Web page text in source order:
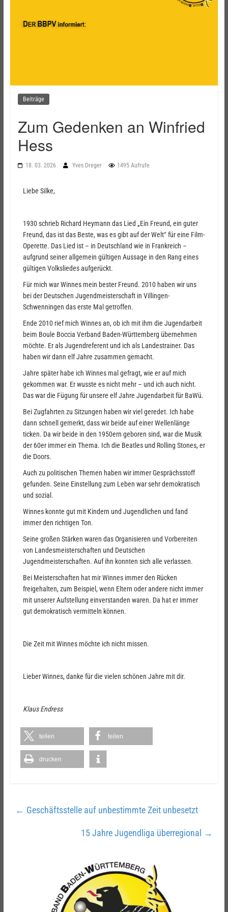
Beiträge
Zum Gedenken an Winfried
Hess
18. 03. 2026 Yves Dreger 1495 Aufrufe
Liebe Silke,
1930 schrieb Richard Heymann das Lied „Ein Freund, ein guter
Freund, das ist das Beste, was es gibt auf der Welt“ für eine Film-
Operette. Das Lied ist – in Deutschland wie in Frankreich –
aufgrund seiner allgemein gültigen Aussage in den Rang eines
gültigen Volksliedes aufgerückt.
Für mich war Winnes mein bester Freund. 2010 haben wir uns
bei der Deutschen Jugendmeisterschaft in Villingen-
Schwenningen das erste Mal getroffen.
Ende 2010 rief mich Winnes an, ob ich mit ihm die Jugendarbeit
beim Boule Boccia Verband Baden-Württemberg übernehmen
möchte. Er als Jugendreferent und ich als Landestrainer. Das
haben wir dann elf Jahre zusammen gemacht.
Jahre später habe ich Winnes mal gefragt, wie er auf mich
gekommen war. Er wusste es nicht mehr – und ich auch nicht.
Das war die Fügung für unsere elf Jahre Jugendarbeit für BaWü.
Bei Zugfahrten zu Sitzungen haben wir viel geredet. Ich habe
dann schnell gemerkt, dass wir beide auf einer Wellenlänge
ticken. Da wir beide in den 1950ern geboren sind, war die Musik
der 60er immer ein Thema. Ich die Beatles und Rolling Stones, er
die Doors.
Auch zu politischen Themen haben wir immer Gesprächsstoff
gefunden. Seine Einstellung zum Leben war sehr demokratisch
und sozial.
Winnes konnte gut mit Kindern und Jugendlichen und fand
immer den richtigen Ton.
Seine großen Stärken waren das Organisieren und Vorbereiten
von Landesmeisterschaften und Deutschen
Jugendmeisterschaften. Auf ihn konnten sich alle verlassen.
Bei Meisterschaften hat mir Winnes immer den Rücken
freigehalten, zum Beispiel, wenn Eltern oder andere nicht immer
mit unserer Aufstellung einverstanden waren. Da hat er immer
gut demokratisch vermitteln können.
Die Zeit mit Winnes möchte ich nicht missen.
Lieber Winnes, danke für die vielen schönen Jahre mit dir.
Klaus Endress
teilen teilen
drucken
← Geschäftsstelle auf unbestimmte Zeit unbesetzt
15 Jahre Jugendliga überregional →